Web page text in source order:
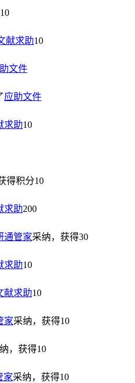
10
献求助10
文件
应助文件
求助10
得积分10
求助200
通管家采纳，获得30
求助10
献求助10
家采纳，获得10
，获得10
家采纳，获得10